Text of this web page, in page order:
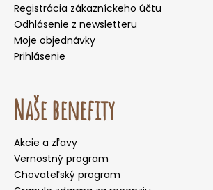
Registrácia zákazníckeho účtu
Odhlásenie z newsletteru
Moje objednávky
Prihlásenie
Naše benefity
Akcie a zľavy
Vernostný program
Chovateľský program